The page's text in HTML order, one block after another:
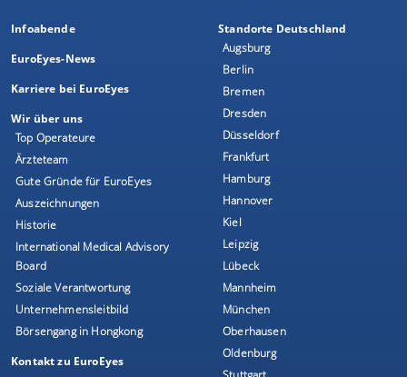
Infoabende
EuroEyes-News
Karriere bei EuroEyes
Wir über uns
Top Operateure
Ärzteteam
Gute Gründe für EuroEyes
Auszeichnungen
Historie
International Medical Advisory
Board
Soziale Verantwortung
Unternehmensleitbild
Börsengang in Hongkong
Kontakt zu EuroEyes
Standorte Deutschland
Augsburg
Berlin
Bremen
Dresden
Düsseldorf
Frankfurt
Hamburg
Hannover
Kiel
Leipzig
Lübeck
Mannheim
München
Oberhausen
Oldenburg